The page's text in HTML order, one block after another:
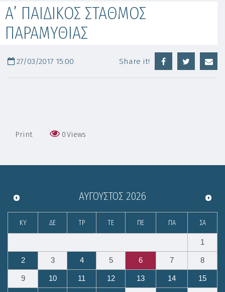
Α’ ΠΑΙΔΙΚΟΣ ΣΤΑΘΜΟΣ
ΠΑΡΑΜΥΘΙΑΣ
27/03/2017 15:00 Share it!
Print 0Views
ΑΎΓΟΥΣΤΟΣ 2026
ΚΥ ΔΕ ΤΡ ΤΕ ΠΕ ΠΑ ΣΑ
1
2 3 4 5 6 7 8
9 10 11 12 13 14 15